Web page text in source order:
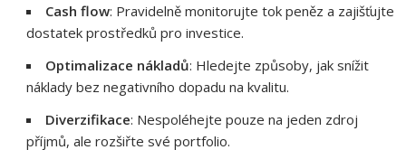
Cash flow: Pravidelně monitorujte tok peněz a zajišťujte
dostatek prostředků pro investice.
Optimalizace nákladů: Hledejte způsoby, jak snížit
náklady bez negativního dopadu na kvalitu.
Diverzifikace: Nespoléhejte pouze na jeden zdroj
příjmů, ale rozšiřte své portfolio.